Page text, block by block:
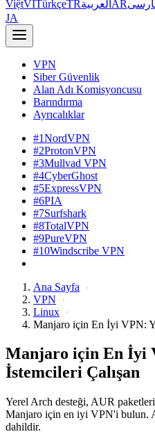
ViệtVITürkçeTRالعربية AR
JA
VPN
Siber Güvenlik
Alan Adı Komisyoncusu
Barındırma
Ayrıcalıklar
#1NordVPN
#2ProtonVPN
#3Mullvad VPN
#4CyberGhost
#5ExpressVPN
#6PIA
#7Surfshark
#8TotalVPN
#9PureVPN
#10Windscribe VPN
Ana Sayfa
VPN
Linux
Manjaro için En İyi VPN:
Manjaro için En İyi
İstemcileri Çalışan
Yerel Arch desteği, AUR
Manjaro için en iyi VPN'i bulun.
dahildir.